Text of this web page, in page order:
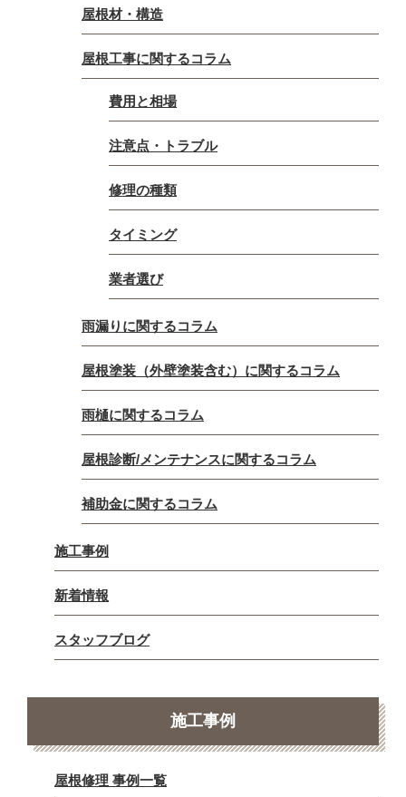
屋根材・構造
屋根工事に関するコラム
費用と相場
注意点・トラブル
修理の種類
タイミング
業者選び
雨漏りに関するコラム
屋根塗装（外壁塗装含む）に関するコラム
雨樋に関するコラム
屋根診断/メンテナンスに関するコラム
補助金に関するコラム
施工事例
新着情報
スタッフブログ
施工事例
屋根修理 事例一覧